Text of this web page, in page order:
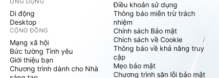
Di động
Desktop
CỘNG ĐỒNG
Mạng xã hội
Bức tường Tình yêu
Giới thiệu bạn
Chương trình dành cho Nhà
Điều khoản sử dụng
Thông báo miễn trừ trách
nhiệm
Chính sách Bảo mật
Chích sách về Cookie
Thông báo về khả năng truy
cập
Mẹo bảo mật
Chương trình săn lỗi bảo mật